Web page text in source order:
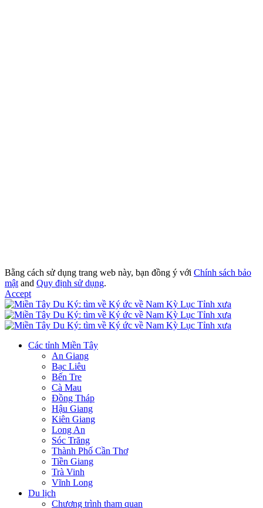
Bằng cách sử dụng trang web này, bạn đồng ý với Chính sách bảo
mật and Quy định sử dụng.
Accept
Các tỉnh Miền Tây
An Giang
Bạc Liêu
Bến Tre
Cà Mau
Đồng Tháp
Hậu Giang
Kiên Giang
Long An
Sóc Trăng
Thành Phố Cần Thơ
Tiền Giang
Trà Vinh
Vĩnh Long
Du lịch
Chương trình tham quan